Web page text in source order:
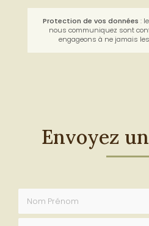
les plus
Protection de vos données :
nous communiquez sont
Envoyez
Nom Prénom